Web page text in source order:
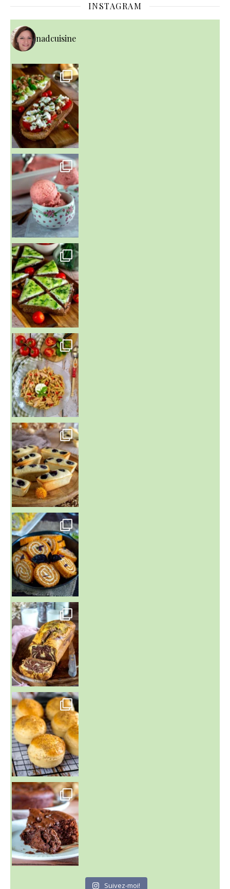
INSTAGRAM
nadcuisine
~ NICE CREAM À LA FRAISE ~
Presque un mois que
~ SALADE DE PÂTES AUX DEUX TOMATES THON ET BURRA
~ FINANCIERS MYRTILLES ET CITRON ~
Aujourd'hu
~ BUNS MAISON ~
Un peu de boulange par ici au
~ GÂTEAU FONDANT CHOCO NOISETTE ~
C'est lundi
Suivez-moi!